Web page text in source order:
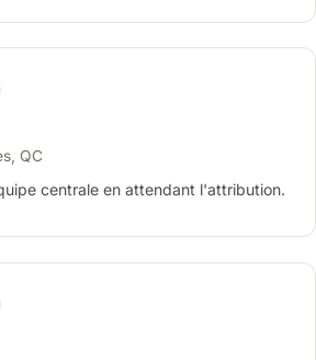
QC
centrale en attendant l'attribution.